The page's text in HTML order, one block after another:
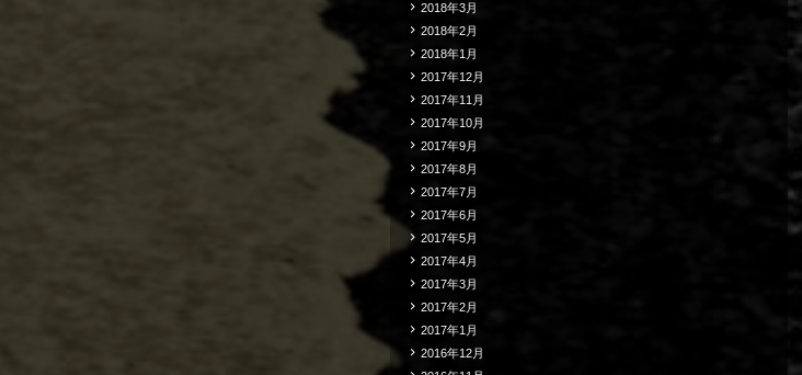
2018年3月
2018年2月
2018年1月
2017年12月
2017年11月
2017年10月
2017年9月
2017年8月
2017年7月
2017年6月
2017年5月
2017年4月
2017年3月
2017年2月
2017年1月
2016年12月